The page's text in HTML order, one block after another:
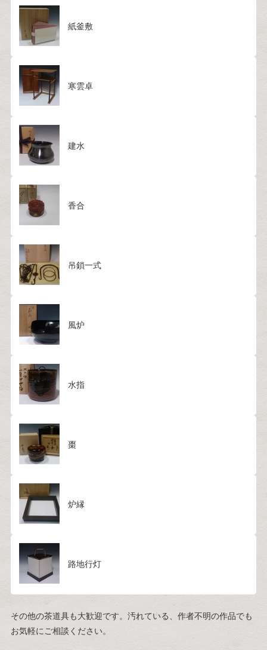
紙釜敷
寒雲卓
建水
香合
吊鎖一式
風炉
水指
棗
炉縁
路地行灯
その他の茶道具も大歓迎です。汚れている、作者不明の作品でも
お気軽にご相談ください。